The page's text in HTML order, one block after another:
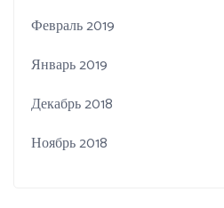
Февраль 2019
Январь 2019
Декабрь 2018
Ноябрь 2018